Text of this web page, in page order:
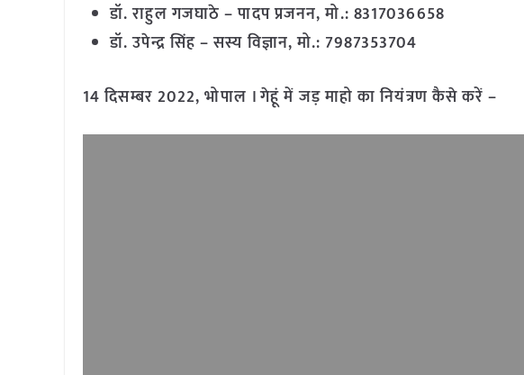
डॉ. राहुल गजघाठे – पादप प्रजनन, मो.: 8317036658
डॉ. उपेन्द्र सिंह – सस्य विज्ञान, मो.: 7987353704
14 दिसम्बर 2022, भोपाल । गेहूं में जड़ माहो का नियंत्रण कैसे करें –